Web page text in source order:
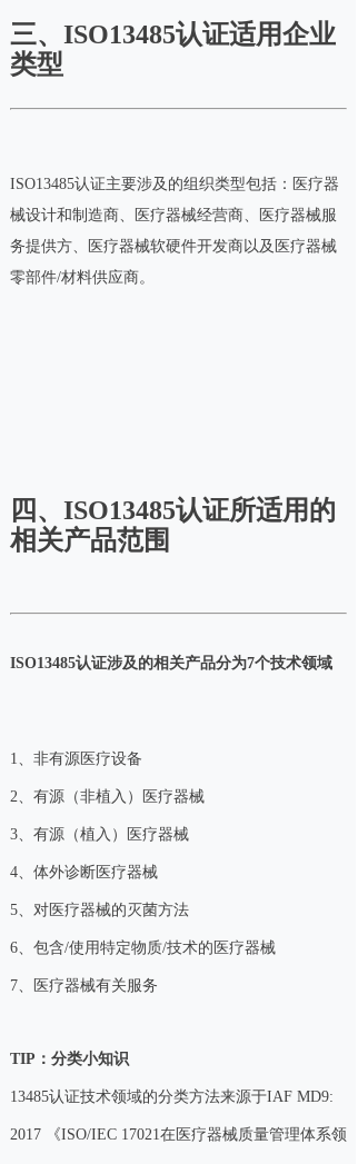
三、ISO13485认证适用企业
类型
ISO13485认证主要涉及的组织类型包括：医疗器
械设计和制造商、医疗器械经营商、医疗器械服
务提供方、医疗器械软硬件开发商以及医疗器械
零部件/材料供应商。
四、ISO13485认证所适用的
相关产品范围
ISO13485认证涉及的相关产品分为7个技术领域
1、非有源医疗设备
2、有源（非植入）医疗器械
3、有源（植入）医疗器械
4、体外诊断医疗器械
5、对医疗器械的灭菌方法
6、包含/使用特定物质/技术的医疗器械
7、医疗器械有关服务
TIP：分类小知识
13485认证技术领域的分类方法来源于IAF MD9:
2017 《ISO/IEC 17021在医疗器械质量管理体系领